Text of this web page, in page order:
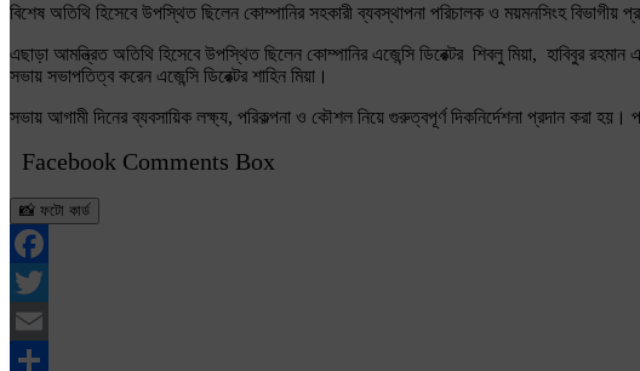
বিশেষ অতিথি হিসেবে উপস্থিত ছিলেন কোম্পানির সহকারী ব্যবস্থাপনা পরিচালক ও ময়মনসিংহ বিভাগীয়
এছাড়া আমন্ত্রিত অতিথি হিসেবে উপস্থিত ছিলেন কোম্পানির এজেন্সি ডিরেক্টর শিবলু মিয়া, হাবিবুর রহমান
সভায় সভাপতিত্ব করেন এজেন্সি ডিরেক্টর শাহিন মিয়া।
সভায় আগামী দিনের ব্যবসায়িক লক্ষ্য, পরিকল্পনা ও কৌশল নিয়ে গুরুত্বপূর্ণ দিকনির্দেশনা প্রদান করা হয়।
Facebook Comments Box
📸 ফটো কার্ড
Facebook
Twitter
Email